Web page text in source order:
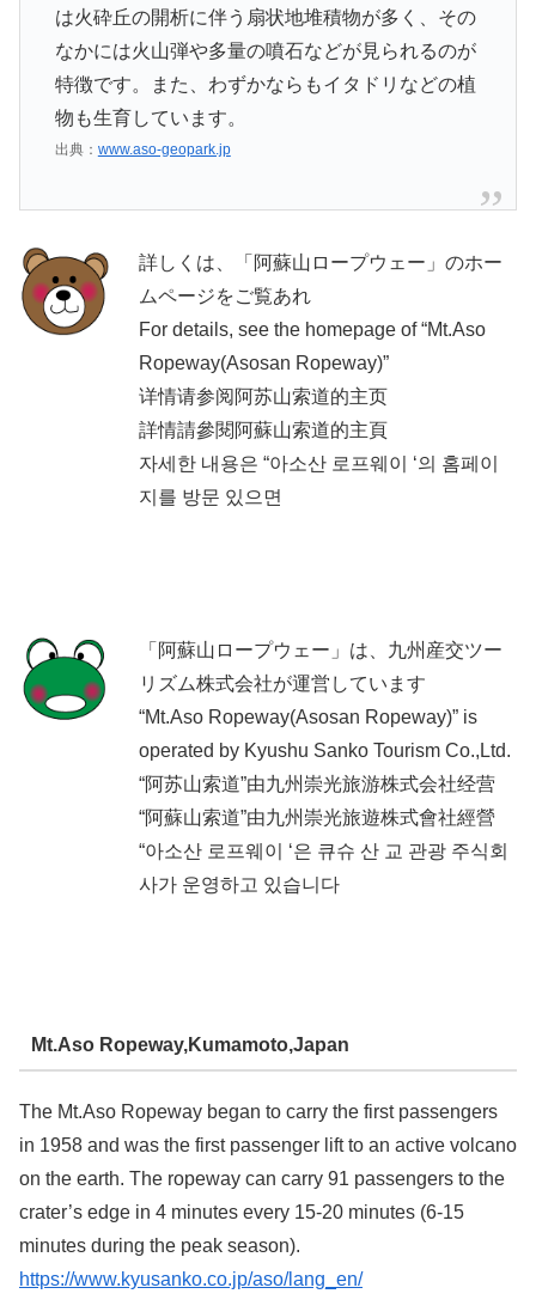
は火砕丘の開析に伴う扇状地堆積物が多く、その
なかには火山弾や多量の噴石などが見られるのが
特徴です。また、わずかならもイタドリなどの植
物も生育しています。
出典： www.aso-geopark.jp
詳しくは、「阿蘇山ロープウェー」のホー
ムページをご覧あれ
For details, see the homepage of “Mt.Aso
Ropeway(Asosan Ropeway)”
详情请参阅阿苏山索道的主页
詳情請參閱阿蘇山索道的主頁
자세한 내용은 “아소산 로프웨이 ‘의 홈페이
지를 방문 있으면
「阿蘇山ロープウェー」は、九州産交ツー
リズム株式会社が運営しています
“Mt.Aso Ropeway(Asosan Ropeway)” is
operated by Kyushu Sanko Tourism Co.,Ltd.
“阿苏山索道”由九州崇光旅游株式会社经营
“阿蘇山索道”由九州崇光旅遊株式會社經營
“아소산 로프웨이 ‘은 큐슈 산 교 관광 주식회
사가 운영하고 있습니다
Mt.Aso Ropeway,Kumamoto,Japan
The Mt.Aso Ropeway began to carry the first passengers
in 1958 and was the first passenger lift to an active volcano
on the earth. The ropeway can carry 91 passengers to the
crater’s edge in 4 minutes every 15-20 minutes (6-15
minutes during the peak season).
https://www.kyusanko.co.jp/aso/lang_en/